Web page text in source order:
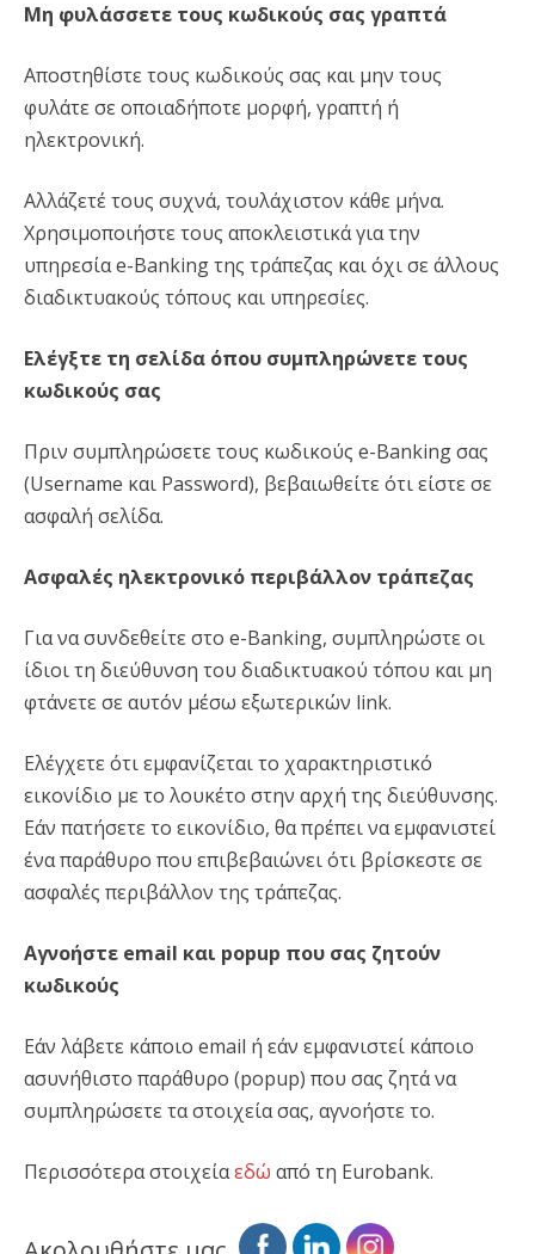
Μη φυλάσσετε τους κωδικούς σας γραπτά
Αποστηθίστε τους κωδικούς σας και μην τους
φυλάτε σε οποιαδήποτε μορφή, γραπτή ή
ηλεκτρονική.
Αλλάζετέ τους συχνά, τουλάχιστον κάθε μήνα.
Χρησιμοποιήστε τους αποκλειστικά για την
υπηρεσία e-Banking της τράπεζας και όχι σε άλλους
διαδικτυακούς τόπους και υπηρεσίες.
Ελέγξτε τη σελίδα όπου συμπληρώνετε τους
κωδικούς σας
Πριν συμπληρώσετε τους κωδικούς e-Banking σας
(Username και Password), βεβαιωθείτε ότι είστε σε
ασφαλή σελίδα.
Ασφαλές ηλεκτρονικό περιβάλλον τράπεζας
Για να συνδεθείτε στο e-Banking, συμπληρώστε οι
ίδιοι τη διεύθυνση του διαδικτυακού τόπου και μη
φτάνετε σε αυτόν μέσω εξωτερικών link.
Ελέγχετε ότι εμφανίζεται το χαρακτηριστικό
εικονίδιο με το λουκέτο στην αρχή της διεύθυνσης.
Εάν πατήσετε το εικονίδιο, θα πρέπει να εμφανιστεί
ένα παράθυρο που επιβεβαιώνει ότι βρίσκεστε σε
ασφαλές περιβάλλον της τράπεζας.
Αγνοήστε email και popup που σας ζητούν
κωδικούς
Εάν λάβετε κάποιο email ή εάν εμφανιστεί κάποιο
ασυνήθιστο παράθυρο (popup) που σας ζητά να
συμπληρώσετε τα στοιχεία σας, αγνοήστε το.
Περισσότερα στοιχείαεδώ από τη Eurobank.